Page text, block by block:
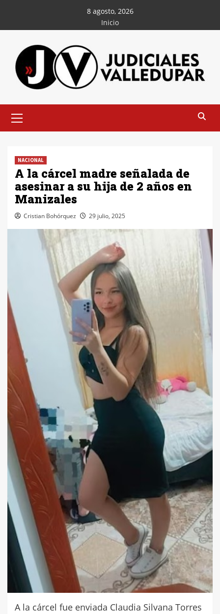
contenido
8 agosto, 2026
Inicio
principal
NACIONAL
A la cárcel madre señalada de
asesinar a su hija de 2 años en
Manizales
Cristian Bohórquez 29 julio, 2025
A la cárcel fue enviada Claudia Silvana Torres